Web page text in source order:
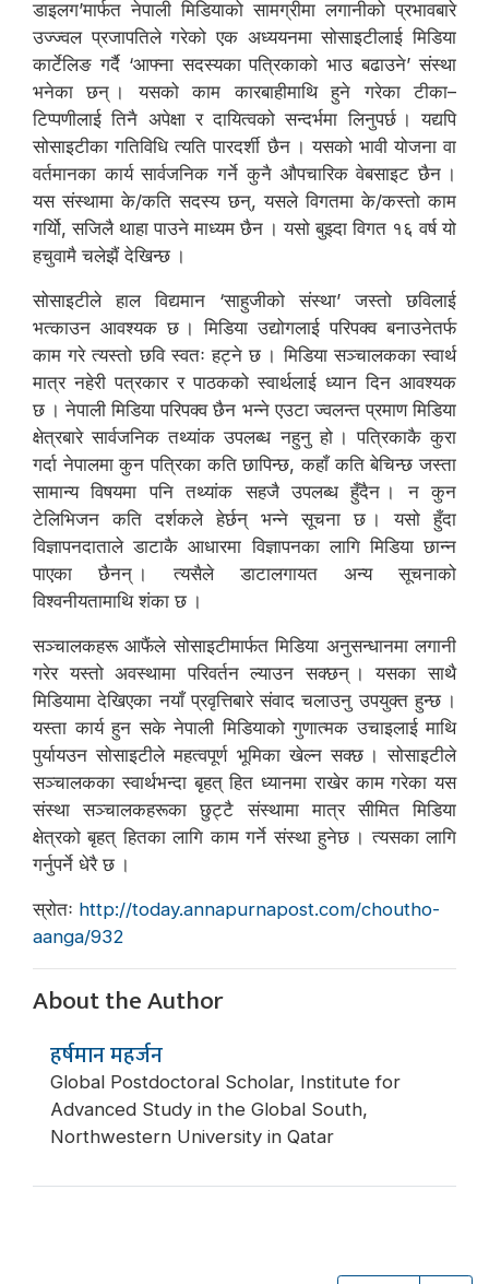
डाइलग’मार्फत नेपाली मिडियाको सामग्रीमा लगानीको प्रभावबारे
उज्ज्वल प्रजापतिले गरेको एक अध्ययनमा सोसाइटीलाई मिडिया
कार्टेलिङ गर्दै ‘आफ्ना सदस्यका पत्रिकाको भाउ बढाउने’ संस्था
भनेका छन् । यसको काम कारबाहीमाथि हुने गरेका टीका–
टिप्पणीलाई तिनै अपेक्षा र दायित्वको सन्दर्भमा लिनुपर्छ । यद्यपि
सोसाइटीका गतिविधि त्यति पारदर्शी छैन । यसको भावी योजना वा
वर्तमानका कार्य सार्वजनिक गर्ने कुनै औपचारिक वेबसाइट छैन ।
यस संस्थामा के/कति सदस्य छन्, यसले विगतमा के/कस्तो काम
गर्योि, सजिलै थाहा पाउने माध्यम छैन । यसो बुझ्दा विगत १६ वर्ष यो
हचुवामै चलेझैं देखिन्छ ।
सोसाइटीले हाल विद्यमान ‘साहुजीको संस्था’ जस्तो छविलाई
भत्काउन आवश्यक छ । मिडिया उद्योगलाई परिपक्व बनाउनेतर्फ
काम गरे त्यस्तो छवि स्वतः हट्ने छ । मिडिया सञ्चालकका स्वार्थ
मात्र नहेरी पत्रकार र पाठकको स्वार्थलाई ध्यान दिन आवश्यक
छ । नेपाली मिडिया परिपक्व छैन भन्ने एउटा ज्वलन्त प्रमाण मिडिया
क्षेत्रबारे सार्वजनिक तथ्यांक उपलब्ध नहुनु हो । पत्रिकाकै कुरा
गर्दा नेपालमा कुन पत्रिका कति छापिन्छ, कहाँ कति बेचिन्छ जस्ता
सामान्य विषयमा पनि तथ्यांक सहजै उपलब्ध हुँदैन । न कुन
टेलिभिजन कति दर्शकले हेर्छन् भन्ने सूचना छ । यसो हुँदा
विज्ञापनदाताले डाटाकै आधारमा विज्ञापनका लागि मिडिया छान्न
पाएका छैनन् । त्यसैले डाटालगायत अन्य सूचनाको
विश्वनीयतामाथि शंका छ ।
सञ्चालकहरू आफैंले सोसाइटीमार्फत मिडिया अनुसन्धानमा लगानी
गरेर यस्तो अवस्थामा परिवर्तन ल्याउन सक्छन् । यसका साथै
मिडियामा देखिएका नयाँ प्रवृत्तिबारे संवाद चलाउनु उपयुक्त हुन्छ ।
यस्ता कार्य हुन सके नेपाली मिडियाको गुणात्मक उचाइलाई माथि
पुर्यायउन सोसाइटीले महत्वपूर्ण भूमिका खेल्न सक्छ । सोसाइटीले
सञ्चालकका स्वार्थभन्दा बृहत् हित ध्यानमा राखेर काम गरेका यस
संस्था सञ्चालकहरूका छुट्टै संस्थामा मात्र सीमित मिडिया
क्षेत्रको बृहत् हितका लागि काम गर्ने संस्था हुनेछ । त्यसका लागि
गर्नुपर्ने धेरै छ ।
स्रोतः http://today.annapurnapost.com/choutho-
aanga/932
About the Author
हर्षमान महर्जन
Global Postdoctoral Scholar, Institute for
Advanced Study in the Global South,
Northwestern University in Qatar